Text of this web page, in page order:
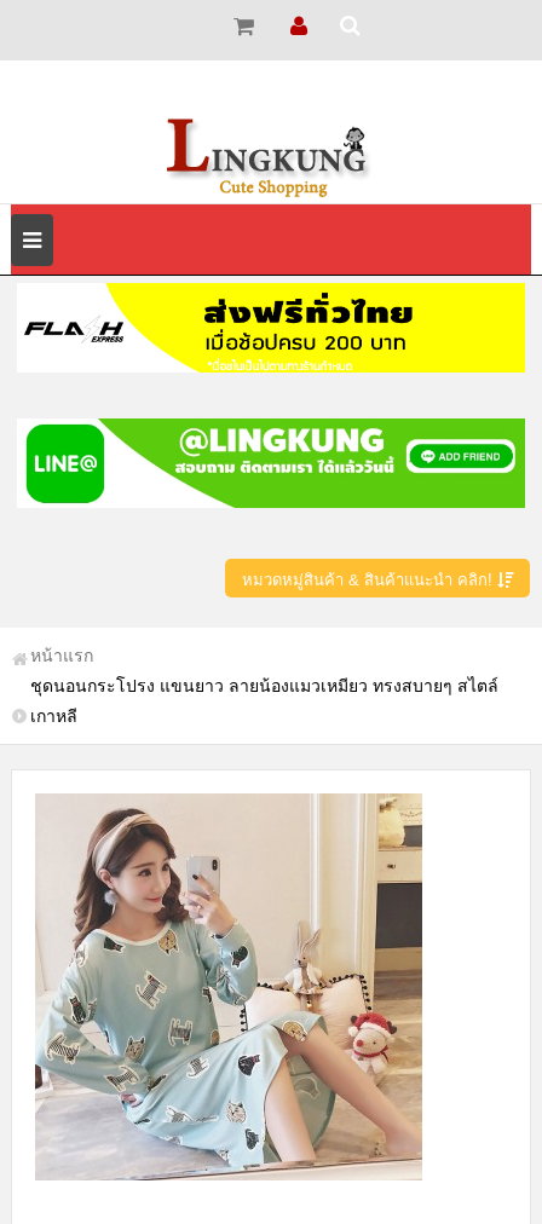
หมวดหมู่สินค้า & สินค้าแนะนำ คลิก!
หน้าแรก
ชุดนอนกระโปรง แขนยาว ลายน้องแมวเหมียว ทรงสบายๆ สไตล์
เกาหลี